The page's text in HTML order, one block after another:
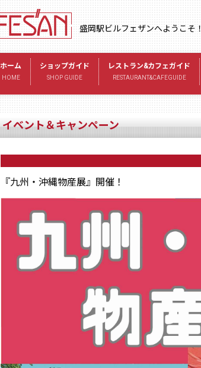
盛岡駅ビルフェザンへようこそ！
ホーム
HOME
ショップガイド
SHOP GUIDE
レストラン&カフェガイド
RESTAURANT&CAFEGUIDE
イベント＆キャンペーン
『九州・沖縄物産展』開催！